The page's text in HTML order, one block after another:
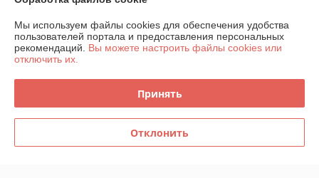
О нас
Контакты
График работы
Мы используем файлы cookies для обеспечения удобства
пользователей портала и предоставления персональных
рекомендаций. Вы можете настроить файлы cookies или
отключить их.
Принять
Отклонить